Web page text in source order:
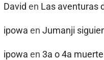
David en Las aventuras
ipowa enJumanji
ipowa en3a o 4a